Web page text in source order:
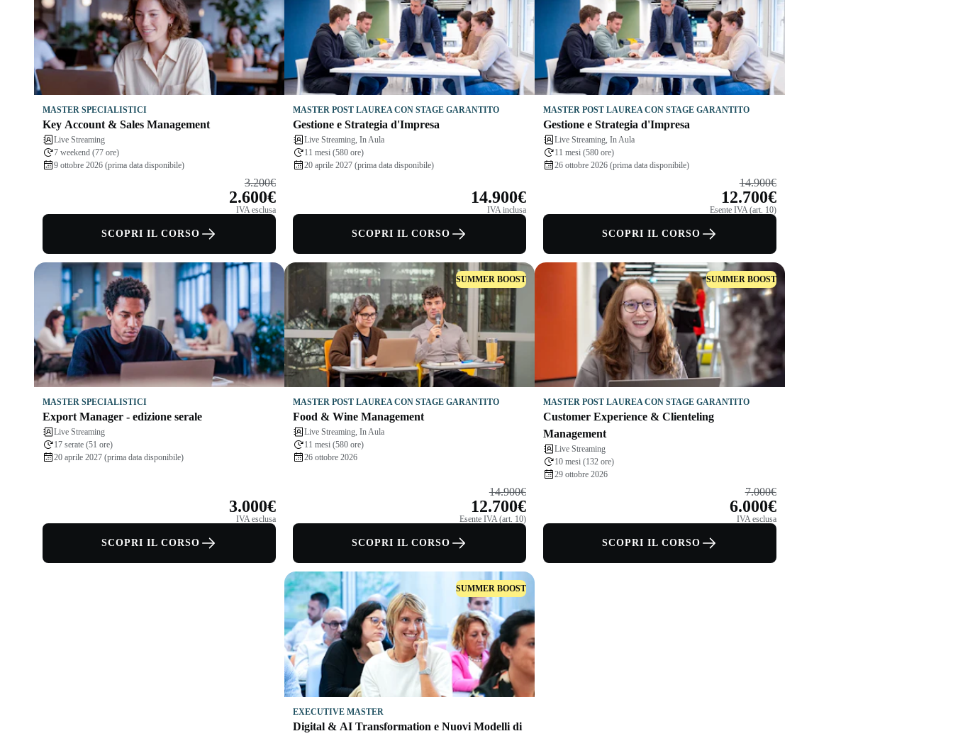
MASTER SPECIALISTICI
Key Account & Sales Management
Live Streaming
7 weekend (77 ore)
9 ottobre 2026 (prima data disponibile)
3.200€
2.600€
IVA esclusa
SCOPRI IL CORSO
MASTER POST LAUREA CON STAGE GARANTITO
Gestione e Strategia d'Impresa
Live Streaming, In Aula
11 mesi (580 ore)
20 aprile 2027 (prima data disponibile)
14.900€
IVA inclusa
SCOPRI IL CORSO
MASTER POST LAUREA CON STAGE GARANTITO
Gestione e Strategia d'Impresa
Live Streaming, In Aula
11 mesi (580 ore)
26 ottobre 2026 (prima data disponibile)
14.900€
12.700€
Esente IVA (art. 10)
SCOPRI IL CORSO
MASTER SPECIALISTICI
Export Manager - edizione serale
Live Streaming
17 serate (51 ore)
20 aprile 2027 (prima data disponibile)
3.000€
IVA esclusa
SCOPRI IL CORSO
SUMMER BOOST
MASTER POST LAUREA CON STAGE GARANTITO
Food & Wine Management
Live Streaming, In Aula
11 mesi (580 ore)
26 ottobre 2026
14.900€
12.700€
Esente IVA (art. 10)
SCOPRI IL CORSO
SUMMER BOOST
MASTER POST LAUREA CON STAGE GARANTITO
Customer Experience & Clienteling
Management
Live Streaming
10 mesi (132 ore)
29 ottobre 2026
7.000€
6.000€
IVA esclusa
SCOPRI IL CORSO
SUMMER BOOST
EXECUTIVE MASTER
Digital & AI Transformation e Nuovi Modelli di